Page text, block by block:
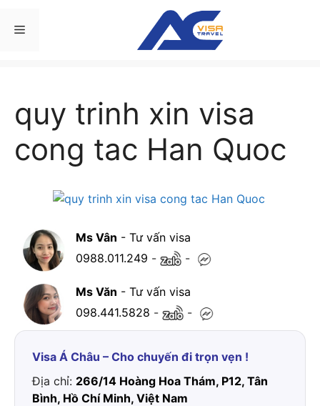
đến Menu
quy trinh xin visa
cong tac Han Quoc
Ms Vân - Tư vấn visa
0988.011.249 - -
Ms Văn - Tư vấn visa
098.441.5828 - -
Visa Á Châu – Cho chuyến đi trọn vẹn !
Địa chỉ: 266/14 Hoàng Hoa Thám, P12, Tân
Bình, Hồ Chí Minh, Việt Nam